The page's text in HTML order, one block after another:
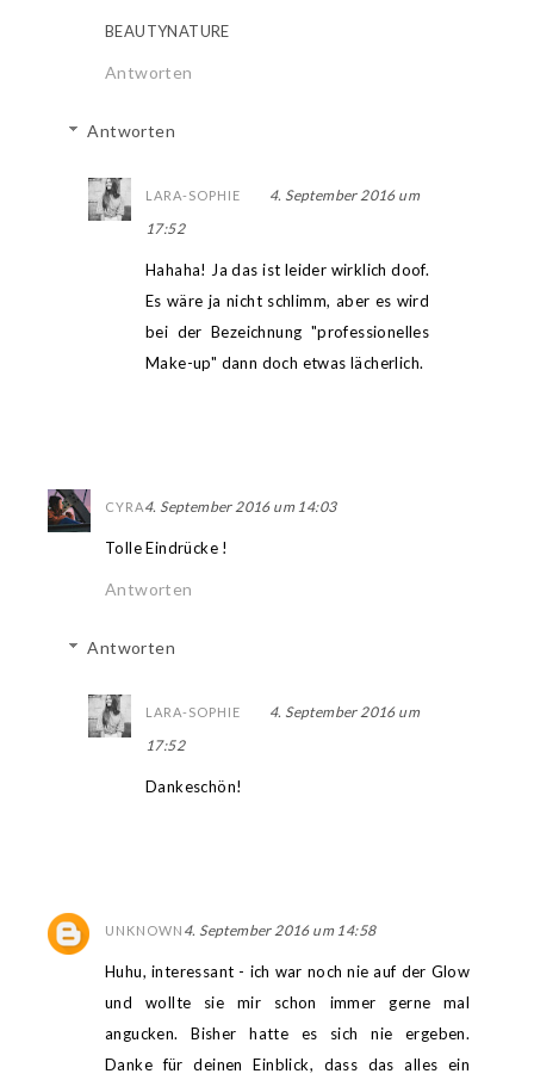
BEAUTYNATURE
Antworten
Antworten
LARA-SOPHIE
4. September 2016 um
17:52
Hahaha! Ja das ist leider wirklich doof.
Es wäre ja nicht schlimm, aber es wird
bei der Bezeichnung "professionelles
Make-up" dann doch etwas lächerlich.
CYRA4. September 2016 um 14:03
Tolle Eindrücke !
Antworten
Antworten
LARA-SOPHIE
4. September 2016 um
17:52
Dankeschön!
UNKNOWN 4. September 2016 um 14:58
Huhu, interessant - ich war noch nie auf der Glow
und wollte sie mir schon immer gerne mal
angucken. Bisher hatte es sich nie ergeben.
Danke für deinen Einblick, dass das alles ein